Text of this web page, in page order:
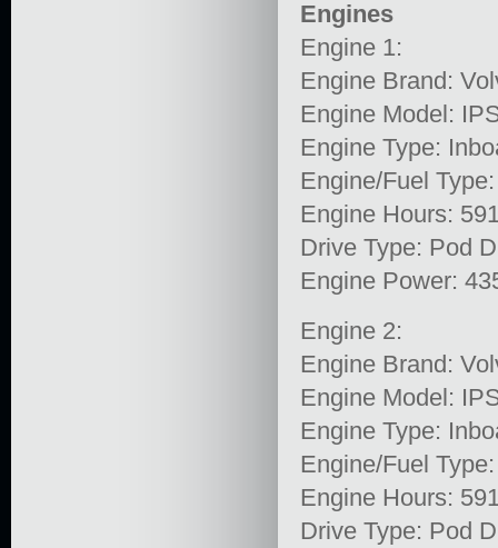
Engines
Engine 1:
Engine Brand:
Engine Model:
Engine Type:
Engine/Fuel
Engine Hours:
Drive Type: Pod
Engine Power:
Engine 2:
Engine Brand:
Engine Model:
Engine Type:
Engine/Fuel
Engine Hours:
Drive Type: Pod